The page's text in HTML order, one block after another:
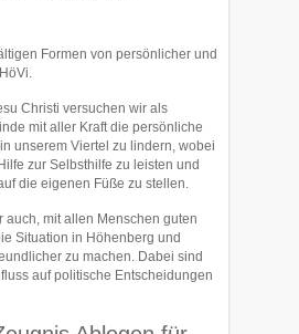
Formen von persönlicher und
Christi versuchen wir als
mit al­ler Kraft die persönliche
unserem Viertel zu lindern, wo­bei
zur Selbsthilfe zu leisten und
die eigenen Füße zu stellen.
auch, mit allen Menschen guten
Si­tuation in Höhenberg und
zu machen. Dabei sind
auf politische Ent­scheidungen